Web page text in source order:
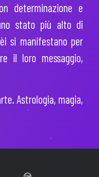
determinazione e
stato più alto di
si manifestano per
il loro messaggio,
Astrologia, magia,